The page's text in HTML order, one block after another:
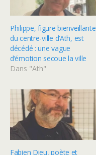
Philippe, figure bienveillante
du centre-ville d’Ath, est
décédé : une vague
d’émotion secoue la ville
Dans "Ath"
Fabien Dieu, poète et